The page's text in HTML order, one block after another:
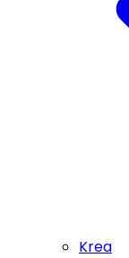
Krea